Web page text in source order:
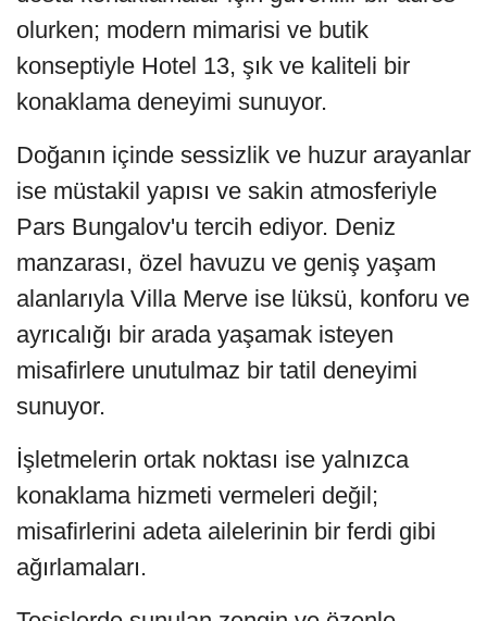
olurken; modern mimarisi ve butik
konseptiyle Hotel 13, şık ve kaliteli bir
konaklama deneyimi sunuyor.
Doğanın içinde sessizlik ve huzur arayanlar
ise müstakil yapısı ve sakin atmosferiyle
Pars Bungalov'u tercih ediyor. Deniz
manzarası, özel havuzu ve geniş yaşam
alanlarıyla Villa Merve ise lüksü, konforu ve
ayrıcalığı bir arada yaşamak isteyen
misafirlere unutulmaz bir tatil deneyimi
sunuyor.
İşletmelerin ortak noktası ise yalnızca
konaklama hizmeti vermeleri değil;
misafirlerini adeta ailelerinin bir ferdi gibi
ağırlamaları.